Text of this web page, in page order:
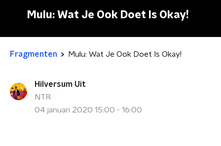
Mulu: Wat Je Ook Doet Is Okay!
Fragmenten Mulu: Wat Je Ook Doet Is Okay!
Hilversum Uit
NTR
04 januari 2020 15:00 - 16:00